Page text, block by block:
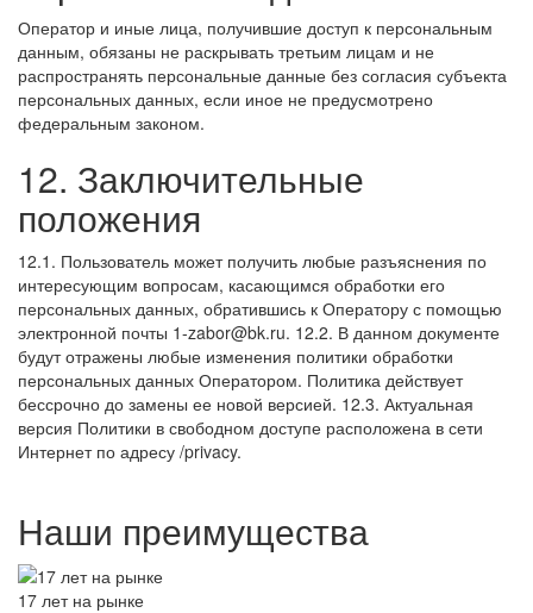
Оператор и иные лица, получившие доступ к персональным
данным, обязаны не раскрывать третьим лицам и не
распространять персональные данные без согласия субъекта
персональных данных, если иное не предусмотрено
федеральным законом.
12. Заключительные
положения
12.1. Пользователь может получить любые разъяснения по
интересующим вопросам, касающимся обработки его
персональных данных, обратившись к Оператору с помощью
электронной почты 1-zabor@bk.ru. 12.2. В данном документе
будут отражены любые изменения политики обработки
персональных данных Оператором. Политика действует
бессрочно до замены ее новой версией. 12.3. Актуальная
версия Политики в свободном доступе расположена в сети
Интернет по адресу /privacy.
Наши преимущества
17 лет на рынке